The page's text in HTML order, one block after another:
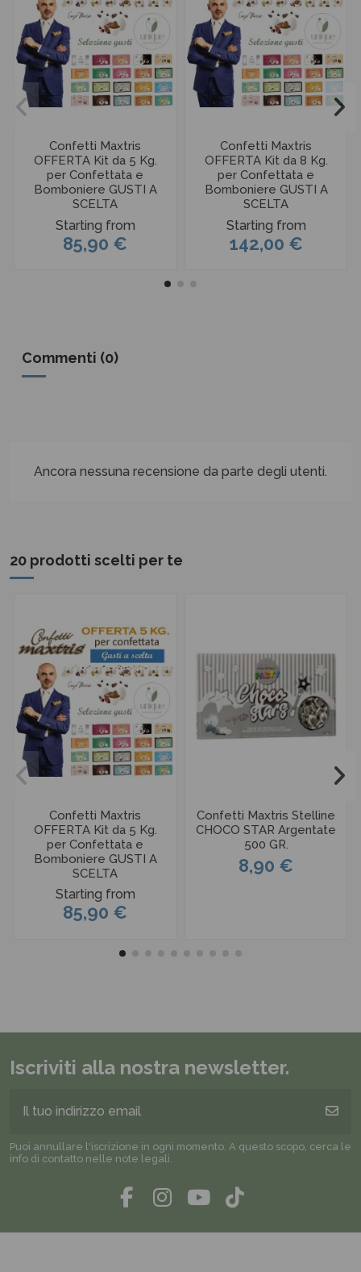
Confetti Maxtris
OFFERTA Kit da 5 Kg.
per Confettata e
Bomboniere GUSTI A
SCELTA
Starting from
85,90 €
Confetti Maxtris
OFFERTA Kit da 8 Kg.
per Confettata e
Bomboniere GUSTI A
SCELTA
Starting from
142,00 €
Commenti (0)
Ancora nessuna recensione da parte degli utenti.
20 prodotti scelti per te
Confetti Maxtris
OFFERTA Kit da 5 Kg.
per Confettata e
Bomboniere GUSTI A
SCELTA
Starting from
85,90 €
Confetti Maxtris Stelline
CHOCO STAR Argentate
500 GR.
8,90 €
Iscriviti alla nostra newsletter.
Puoi annullare l'iscrizione in ogni momento. A questo scopo, cerca le
info di contatto nelle note legali.